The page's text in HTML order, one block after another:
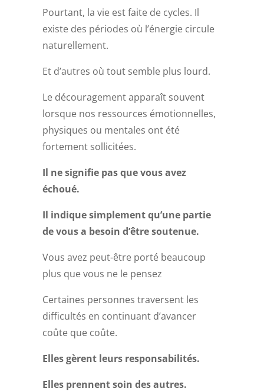
Pourtant, la vie est faite de cycles. Il
existe des périodes où l’énergie circule
naturellement.
Et d’autres où tout semble plus lourd.
Le découragement apparaît souvent
lorsque nos ressources émotionnelles,
physiques ou mentales ont été
fortement sollicitées.
Il ne signifie pas que vous avez
échoué.
Il indique simplement qu’une partie
de vous a besoin d’être soutenue.
Vous avez peut-être porté beaucoup
plus que vous ne le pensez
Certaines personnes traversent les
difficultés en continuant d’avancer
coûte que coûte.
Elles gèrent leurs responsabilités.
Elles prennent soin des autres.